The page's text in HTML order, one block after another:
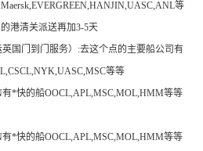
等
港清关派送再加3-5天
国门到门服务）:去这个点的主要船公司有
等等
*快的船OOCL,APL,MSC,MOL,HMM等等
*快的船OOCL,APL,MSC,MOL,HMM等等